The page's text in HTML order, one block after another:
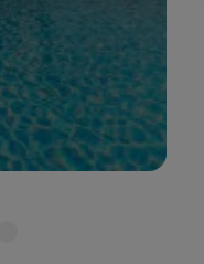
Siehe hotel